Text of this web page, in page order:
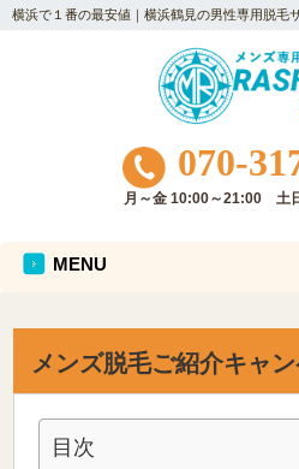
横浜で１番の最安値｜横浜鶴見の男性専用脱毛
070-
月～金 10:00～21:00 土
MENU
メンズ脱毛ご紹介キャ
目次